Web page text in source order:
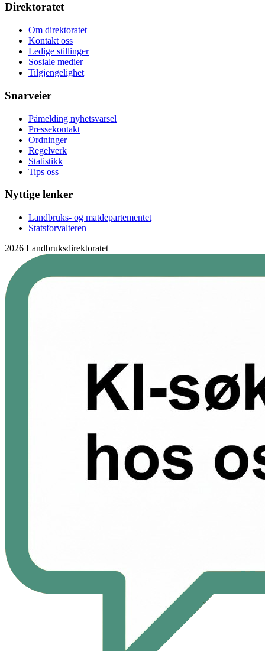
Direktoratet
Om direktoratet
Kontakt oss
Ledige stillinger
Sosiale medier
Tilgjengelighet
Snarveier
Påmelding nyhetsvarsel
Pressekontakt
Ordninger
Regelverk
Statistikk
Tips oss
Nyttige lenker
Landbruks- og matdepartementet
Statsforvalteren
2026 Landbruksdirektoratet